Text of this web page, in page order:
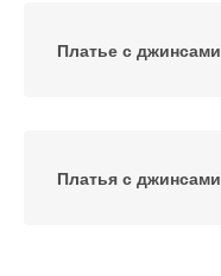
Платье с джинсами
Платья с джинсами